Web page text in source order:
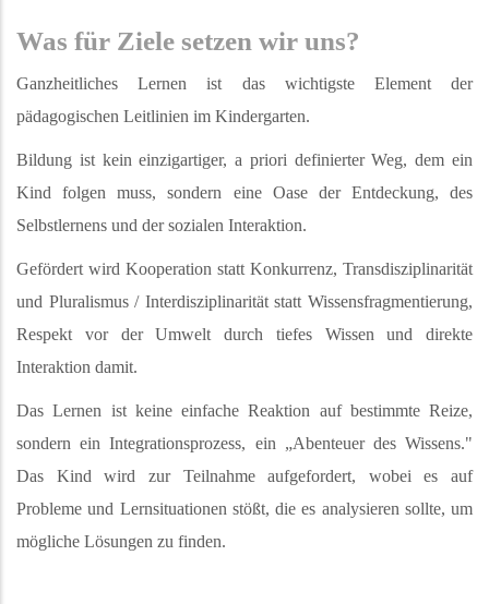
Was für Ziele setzen wir uns?
Ganzheitliches Lernen ist das wichtigste Element der
pädagogischen Leitlinien im Kindergarten.
Bildung ist kein einzigartiger, a priori definierter Weg, dem ein
Kind folgen muss, sondern eine Oase der Entdeckung, des
Selbstlernens und der sozialen Interaktion.
Gefördert wird Kooperation statt Konkurrenz, Transdisziplinarität
und Pluralismus / Interdisziplinarität statt Wissensfragmentierung,
Respekt vor der Umwelt durch tiefes Wissen und direkte
Interaktion damit.
Das Lernen ist keine einfache Reaktion auf bestimmte Reize,
sondern ein Integrationsprozess, ein „Abenteuer des Wissens."
Das Kind wird zur Teilnahme aufgefordert, wobei es auf
Probleme und Lernsituationen stößt, die es analysieren sollte, um
mögliche Lösungen zu finden.